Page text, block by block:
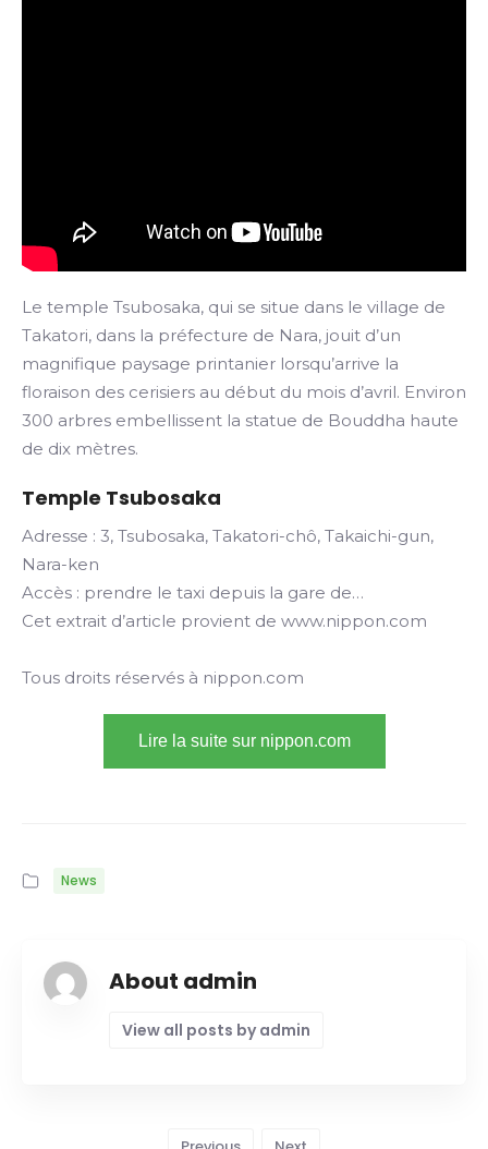
Le temple Tsubosaka, qui se situe dans le village de
Takatori, dans la préfecture de Nara, jouit d’un
magnifique paysage printanier lorsqu’arrive la
floraison des cerisiers au début du mois d’avril. Environ
300 arbres embellissent la statue de Bouddha haute
de dix mètres.
Temple Tsubosaka
Adresse : 3, Tsubosaka, Takatori-chô, Takaichi-gun,
Nara-ken
Accès : prendre le taxi depuis la gare de…
Cet extrait d’article provient de www.nippon.com
Tous droits réservés à nippon.com
Lire la suite sur nippon.com
News
About admin
View all posts by admin